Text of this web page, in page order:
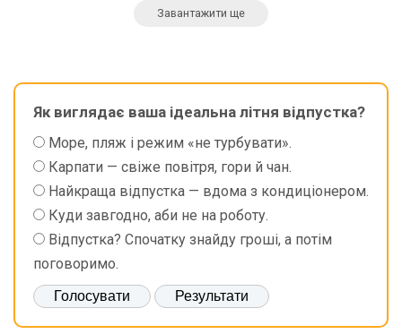
Завантажити ще
Як виглядає ваша ідеальна літня відпустка?
Море, пляж і режим «не турбувати».
Карпати — свіже повітря, гори й чан.
Найкраща відпустка — вдома з кондиціонером.
Куди завгодно, аби не на роботу.
Відпустка? Спочатку знайду гроші, а потім
поговоримо.